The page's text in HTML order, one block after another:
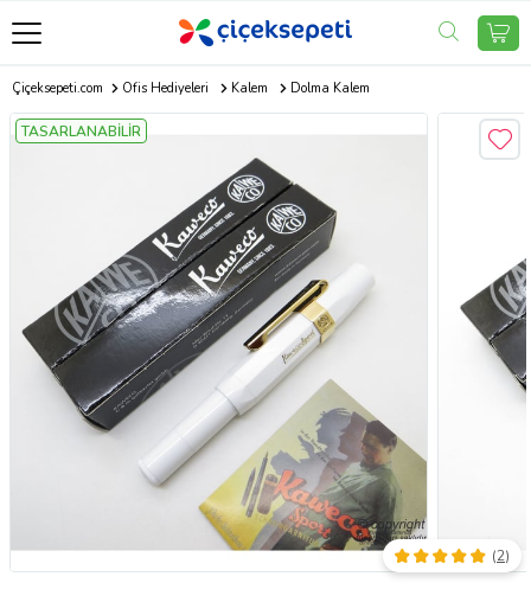
Çiçeksepeti.com Ofis Hediyeleri Kalem Dolma Kalem
TASARLANABİLİR
(2)